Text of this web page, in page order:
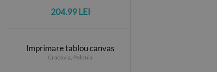
204.99 LEI
Imprimare tablou canvas
Cracovia, Polonia